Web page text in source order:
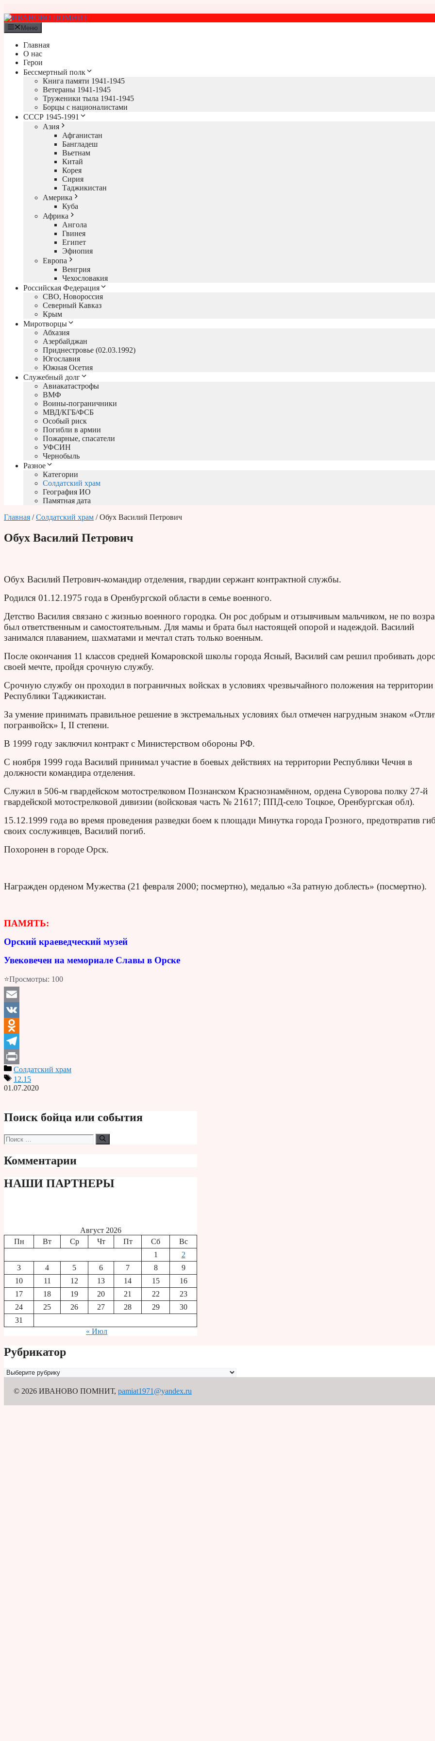
к
содержимому
Меню
Главная
О нас
Герои
Бессмертный полк
Книга памяти 1941-1945
Ветераны 1941-1945
Труженики тыла 1941-1945
Борцы с националистами
СССР 1945-1991
Азия
Афганистан
Бангладеш
Вьетнам
Китай
Корея
Сирия
Таджикистан
Америка
Куба
Африка
Ангола
Гвинея
Египет
Эфиопия
Европа
Венгрия
Чехословакия
Российская Федерация
СВО, Новороссия
Северный Кавказ
Крым
Миротворцы
Абхазия
Азербайджан
Приднестровье (02.03.1992)
Югославия
Южная Осетия
Служебный долг
Авиакатастрофы
ВМФ
Воины-пограничники
МВД/КГБ/ФСБ
Особый риск
Погибли в армии
Пожарные, спасатели
УФСИН
Чернобыль
Разное
Категории
Солдатский храм
География ИО
Памятная дата
Главная /Солдатский храм / Обух Василий Петрович
Обух Василий Петрович
Обух Василий Петрович-командир отделения, гвардии сержант контрактной службы.
Родился 01.12.1975 года в Оренбургской области в семье военного.
Детство Василия связано с жизнью военного городка. Он рос добрым и отзывчивым мальчиком, не по
был ответственным и самостоятельным. Для мамы и брата был настоящей опорой и надеждой. Василий
занимался плаванием, шахматами и мечтал стать только военным.
После окончания 11 классов средней Комаровской школы города Ясный, Василий сам решил пробивать
своей мечте, пройдя срочную службу.
Срочную службу он проходил в пограничных войсках в условиях чрезвычайного положения на территории
Республики Таджикистан.
За умение принимать правильное решение в экстремальных условиях был отмечен нагрудным знаком
погранвойск» I, II степени.
В 1999 году заключил контракт с Министерством обороны РФ.
С ноября 1999 года Василий принимал участие в боевых действиях на территории Республики Чечня в
должности командира отделения.
Служил в 506-м гвардейском мотострелковом Познанском Краснознамённом, ордена Суворова полку 27-й
гвардейской мотострелковой дивизии (войсковая часть № 21617; ППД-село Тоцкое, Оренбургская обл).
15.12.1999 года во время проведения разведки боем к площади Минутка города Грозного, предотвратив
своих сослуживцев, Василий погиб.
Похоронен в городе Орск.
Награжден орденом Мужества (21 февраля 2000; посмертно), медалью «За ратную доблесть» (посмертно).
ПАМЯТЬ:
Орский краеведческий музей
Увековечен на мемориале Славы в Орске
⭐Просмотры: 100
Email
VK
Odnoklassniki
Telegram
PrintСолдатский храм
12.15
01.07.2020
Поиск бойца или события
Поиск:
Комментарии
НАШИ ПАРТНЕРЫ
Август 2026
Пн
Вт Ср Чт Пт Сб
Вс
1
2
3
4 5 6 7 8
9
10
11 12 13 14 15
16
17
18 19 20 21 22
23
24
25 26 27 28 29
30
31
« Июл
Рубрикатор
Рубрикатор
© 2026 ИВАНОВО ПОМНИТ, pamiat1971@yandex.ru